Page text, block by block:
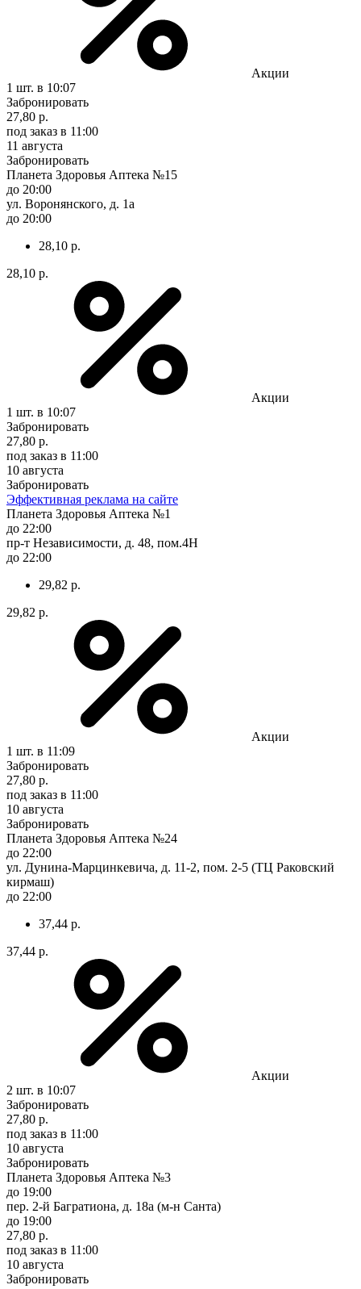
Акции
1 шт. в 10:07
Забронировать
27,80 р.
под заказ в 11:00
11 августа
Забронировать
Планета Здоровья Аптека №15
до 20:00
ул. Воронянского, д. 1а
до 20:00
28,10 р.
28,10 р.
Акции
1 шт. в 10:07
Забронировать
27,80 р.
под заказ в 11:00
10 августа
Забронировать
Эффективная реклама на сайте
Планета Здоровья Аптека №1
до 22:00
пр-т Независимости, д. 48, пом.4Н
до 22:00
29,82 р.
29,82 р.
Акции
1 шт. в 11:09
Забронировать
27,80 р.
под заказ в 11:00
10 августа
Забронировать
Планета Здоровья Аптека №24
до 22:00
ул. Дунина-Марцинкевича, д. 11-2, пом. 2-5 (ТЦ Раковский
кирмаш)
до 22:00
37,44 р.
37,44 р.
Акции
2 шт. в 10:07
Забронировать
27,80 р.
под заказ в 11:00
10 августа
Забронировать
Планета Здоровья Аптека №3
до 19:00
пер. 2-й Багратиона, д. 18а (м-н Санта)
до 19:00
27,80 р.
под заказ в 11:00
10 августа
Забронировать